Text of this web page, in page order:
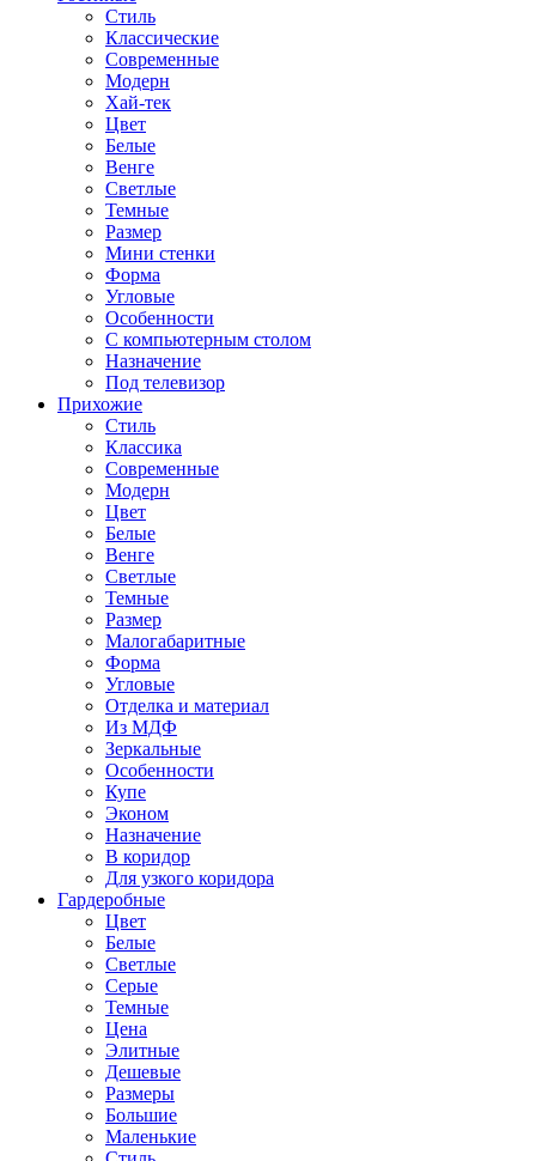
Стиль
Классические
Современные
Модерн
Хай-тек
Цвет
Белые
Венге
Светлые
Темные
Размер
Мини стенки
Форма
Угловые
Особенности
С компьютерным столом
Назначение
Под телевизор
Прихожие
Стиль
Классика
Современные
Модерн
Цвет
Белые
Венге
Светлые
Темные
Размер
Малогабаритные
Форма
Угловые
Отделка и материал
Из МДФ
Зеркальные
Особенности
Купе
Эконом
Назначение
В коридор
Для узкого коридора
Гардеробные
Цвет
Белые
Светлые
Серые
Темные
Цена
Элитные
Дешевые
Размеры
Большие
Маленькие